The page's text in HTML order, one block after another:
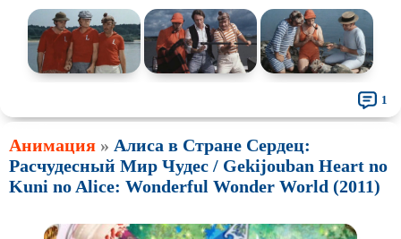
1
Анимация » Алиса в Стране Сердец:
Расчудесный Мир Чудес / Gekijouban Heart no
Kuni no Alice: Wonderful Wonder World (2011)